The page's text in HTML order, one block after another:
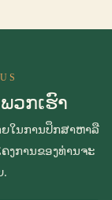
ວກເຮົາ
ໃນ​ການ​ປຶກ​ສາ​ຫາ​ລື​
ງການຂອງທ່ານຈະ
.